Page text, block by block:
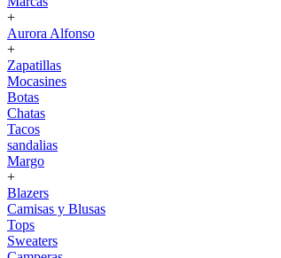
+
Aurora Alfonso
+
Zapatillas
Mocasines
Botas
Chatas
Tacos
sandalias
Margo
+
Blazers
Camisas y Blusas
Tops
Sweaters